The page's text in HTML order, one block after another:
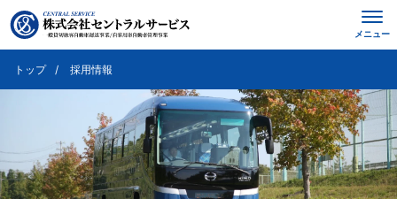
メニュー
トップ 採用情報